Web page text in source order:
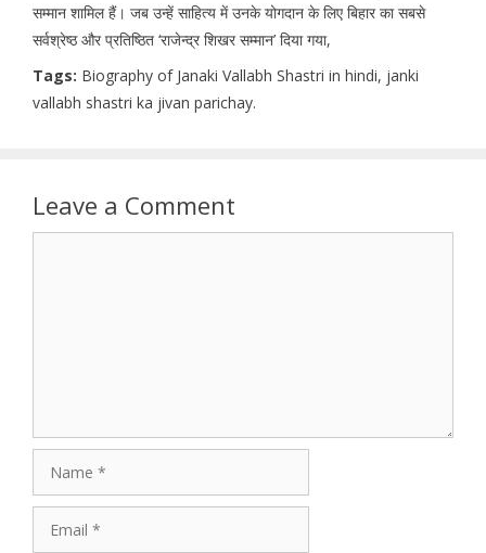
सम्मान शामिल हैं। जब उन्हें साहित्य में उनके योगदान के लिए बिहार का सबसे
सर्वश्रेष्ठ और प्रतिष्ठित ‘राजेन्द्र शिखर सम्मान’ दिया गया,
Tags: Biography of Janaki Vallabh Shastri in hindi, janki
vallabh shastri ka jivan parichay.
Leave a Comment